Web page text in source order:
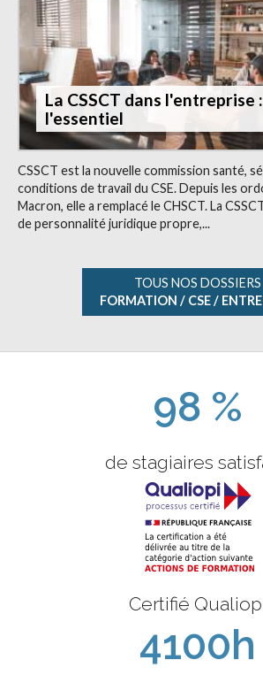
La CSSCT dans l'entreprise :
l'essentiel
CSSCT est la nouvelle commission santé,
conditions de travail du CSE. Depuis les
Macron, elle a remplacé le CHSCT. La
de personnalité juridique propre,...
TOUS NOS DOSSIERS
FORMATION / CSE /
98 %
de stagiaires
Certifié
4100h